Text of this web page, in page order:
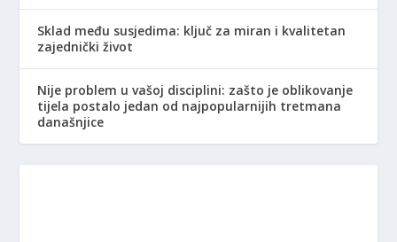
Sklad među susjedima: ključ za miran i kvalitetan
zajednički život
Nije problem u vašoj disciplini: zašto je oblikovanje
tijela postalo jedan od najpopularnijih tretmana
današnjice